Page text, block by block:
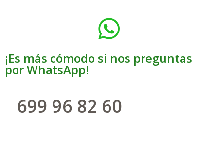
¡Es más cómodo si nos preguntas
por WhatsApp!
699 96 82 60